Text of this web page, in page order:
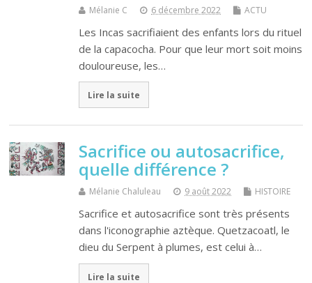
Mélanie C 6 décembre 2022 ACTU
Les Incas sacrifiaient des enfants lors du rituel
de la capacocha. Pour que leur mort soit moins
douloureuse, les…
Lire la suite
Sacrifice ou autosacrifice,
quelle différence ?
Mélanie Chaluleau 9 août 2022 HISTOIRE
Sacrifice et autosacrifice sont très présents
dans l'iconographie aztèque. Quetzacoatl, le
dieu du Serpent à plumes, est celui à…
Lire la suite